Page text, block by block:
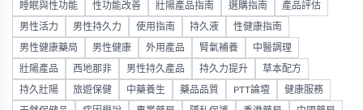
睡眠與性功能 性功能改善 壯陽產品指南 選購指南 產品評估
男性活力 男性持久力 使用指南 持久液 性健康指南
男性健康藥局 男性健康 外用產品 腎氣補養 中醫調理
壯陽產品 西地那非 男性持久產品 持久力提升 草本配方
持久壯陽 旅遊保健 中藥養生 藥品品質 PTT論壇 健康服務